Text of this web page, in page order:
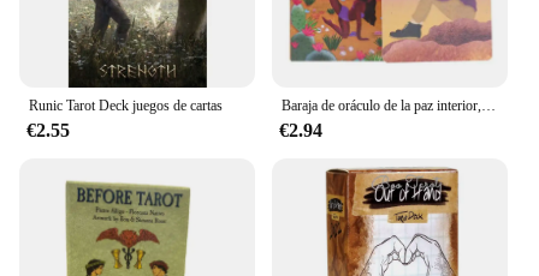
Runic Tarot Deck juegos de cartas
€2.55
Baraja de oráculo de la paz interior, cartas de Tarot A 36, juego de mesa de fiesta familiar en inglés, cartas de juego de adivinación misteriosa
€2.94